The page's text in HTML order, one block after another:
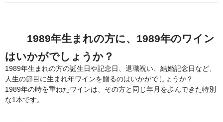
1989年生まれの方に、1989年のワイン
はいかがでしょうか？
1989年生まれの方の誕生日や記念日、退職祝い、結婚記念日など、
人生の節目に生まれ年ワインを贈るのはいかがでしょうか？
1989年の時を重ねたワインは、その方と同じ年月を歩んできた特別
な1本です。